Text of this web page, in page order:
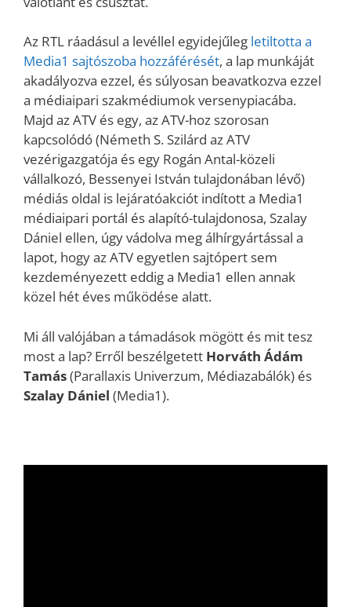
Az RTL ráadásul a levéllel egyidejűleg letiltotta a
Media1 sajtószoba hozzáférését, a lap munkáját
akadályozva ezzel, és súlyosan beavatkozva ezzel
a médiaipari szakmédiumok versenypiacába.
Majd az ATV és egy, az ATV-hoz szorosan
kapcsolódó (Németh S. Szilárd az ATV
vezérigazgatója és egy Rogán Antal-közeli
vállalkozó, Bessenyei István tulajdonában lévő)
médiás oldal is lejáratóakciót indított a Media1
médiaipari portál és alapító-tulajdonosa, Szalay
Dániel ellen, úgy vádolva meg álhírgyártással a
lapot, hogy az ATV egyetlen sajtópert sem
kezdeményezett eddig a Media1 ellen annak
közel hét éves működése alatt.
Mi áll valójában a támadások mögött és mit tesz
most a lap? Erről beszélgetett Horváth Ádám
Tamás(Parallaxis Univerzum, Médiazabálók) és
Szalay Dániel (Media1).